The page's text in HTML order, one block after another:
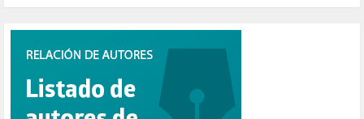
CINE (35)
COMPROMISO (2)
CONFERENCIA (1)